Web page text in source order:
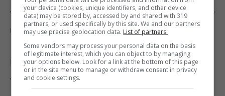
«Per i clienti, questo si traduce in un costante
risparmio sui costi senza limite di tempo».
I cittadini riceveranno un piccolo impianto
fotovoltaico con una potenza massimo di
your device (cookies, unique identifiers, and other device
data) may be stored by, accessed by and shared with 319
partners, or used specifically by this site. We and our partners
may use precise geolocation data. List of partners.
Some vendors may process your personal data on the basis
of legitimate interest, which you can object to by managing
your options below. Look for a link at the bottom of this page
or in the site menu to manage or withdraw consent in privacy
and cookie settings.